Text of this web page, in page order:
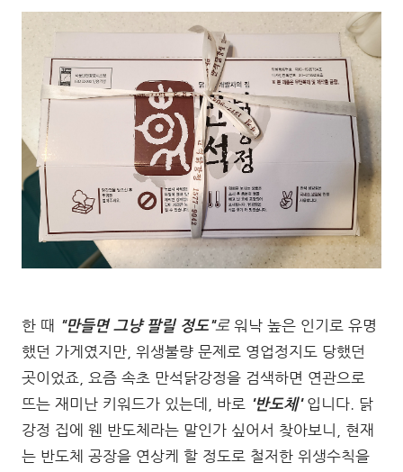
한 때 "만들면 그냥 팔릴 정도"로 워낙 높은 인기로 유명
했던 가게였지만, 위생불량 문제로 영업정지도 당했던
곳이었죠, 요즘 속초 만석닭강정을 검색하면 연관으로
뜨는 재미난 키워드가 있는데, 바로 '반도체'입니다. 닭
강정 집에 웬 반도체라는 말인가 싶어서 찾아보니, 현재
는 반도체 공장을 연상케 할 정도로 철저한 위생수칙을